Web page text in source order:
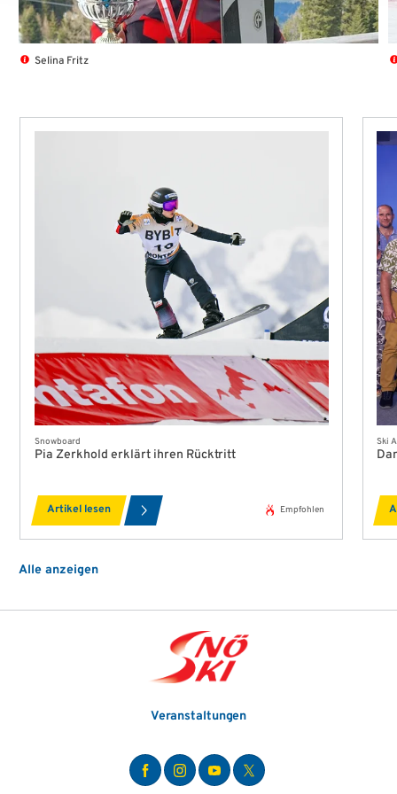
Selina Fritz
Snowboard
Pia Zerkhold erklärt ihren Rücktritt
Artikel lesen Empfohlen
Ski
Alle anzeigen
Veranstaltungen